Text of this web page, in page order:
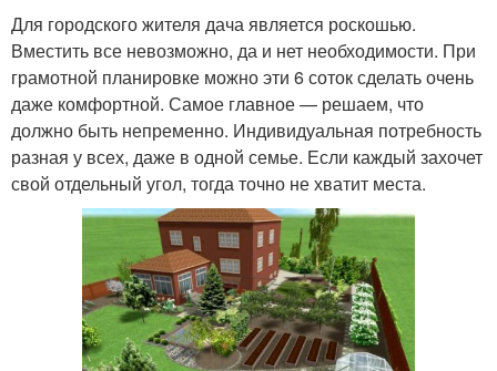
Для городского жителя дача является роскошью.
Вместить все невозможно, да и нет необходимости. При
грамотной планировке можно эти 6 соток сделать очень
даже комфортной. Самое главное — решаем, что
должно быть непременно. Индивидуальная потребность
разная у всех, даже в одной семье. Если каждый захочет
свой отдельный угол, тогда точно не хватит места.